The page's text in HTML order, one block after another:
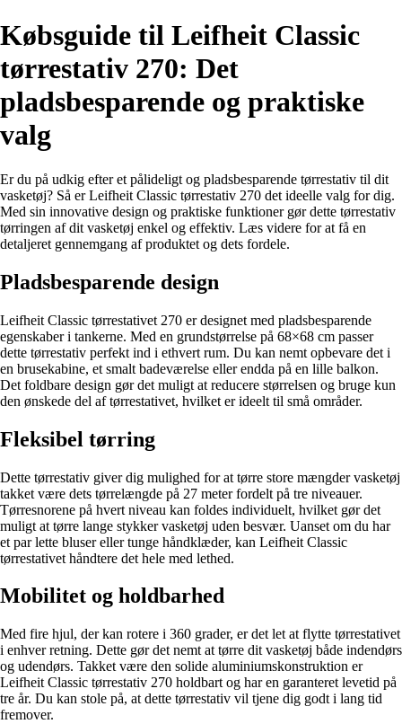
Købsguide til Leifheit Classic
tørrestativ 270: Det
pladsbesparende og praktiske
valg
Er du på udkig efter et pålideligt og pladsbesparende tørrestativ til dit
vasketøj? Så er Leifheit Classic tørrestativ 270 det ideelle valg for dig.
Med sin innovative design og praktiske funktioner gør dette tørrestativ
tørringen af dit vasketøj enkel og effektiv. Læs videre for at få en
detaljeret gennemgang af produktet og dets fordele.
Pladsbesparende design
Leifheit Classic tørrestativet 270 er designet med pladsbesparende
egenskaber i tankerne. Med en grundstørrelse på 68×68 cm passer
dette tørrestativ perfekt ind i ethvert rum. Du kan nemt opbevare det i
en brusekabine, et smalt badeværelse eller endda på en lille balkon.
Det foldbare design gør det muligt at reducere størrelsen og bruge kun
den ønskede del af tørrestativet, hvilket er ideelt til små områder.
Fleksibel tørring
Dette tørrestativ giver dig mulighed for at tørre store mængder vasketøj
takket være dets tørrelængde på 27 meter fordelt på tre niveauer.
Tørresnorene på hvert niveau kan foldes individuelt, hvilket gør det
muligt at tørre lange stykker vasketøj uden besvær. Uanset om du har
et par lette bluser eller tunge håndklæder, kan Leifheit Classic
tørrestativet håndtere det hele med lethed.
Mobilitet og holdbarhed
Med fire hjul, der kan rotere i 360 grader, er det let at flytte tørrestativet
i enhver retning. Dette gør det nemt at tørre dit vasketøj både indendørs
og udendørs. Takket være den solide aluminiumskonstruktion er
Leifheit Classic tørrestativ 270 holdbart og har en garanteret levetid på
tre år. Du kan stole på, at dette tørrestativ vil tjene dig godt i lang tid
fremover.